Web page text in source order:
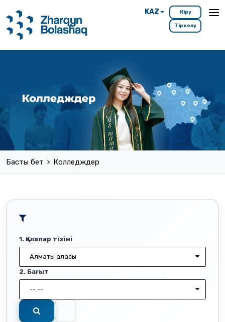
KAZ Кіру
Тіркелу
Басты бет Колледждер
1. Қалалар тізімі
Алматы қаласы
2. Бағыт
-- --